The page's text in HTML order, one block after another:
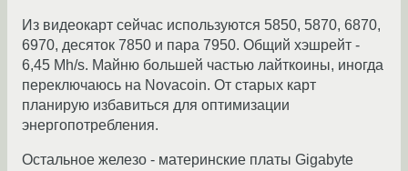
Из видеокарт сейчас используются 5850, 5870, 6870,
6970, десяток 7850 и пара 7950. Общий хэшрейт -
6,45 Mh/s. Майню большей частью лайткоины, иногда
переключаюсь на Novacoin. От старых карт
планирую избавиться для оптимизации
энергопотребления.
Остальное железо - материнские платы Gigabyte